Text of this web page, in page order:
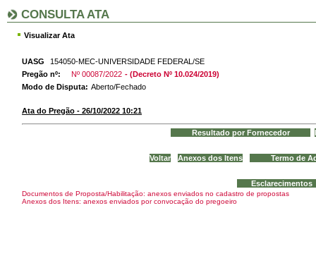
CONSULTA ATA
Visualizar Ata
UASG
154050-MEC-UNIVERSIDADE FEDERAL/SE
Pregão nº:
Nº 00087/2022 - (Decreto Nº 10.024/2019)
Modo de Disputa: Aberto/Fechado
Ata do Pregão - 26/10/2022 10:21
Documentos de Proposta/Habilitação: anexos enviados no cadastro de propostas
Anexos dos Itens: anexos enviados por convocação do pregoeiro